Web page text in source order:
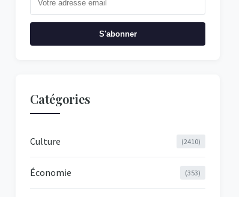
S'abonner
Catégories
Culture (2410)
Économie (353)